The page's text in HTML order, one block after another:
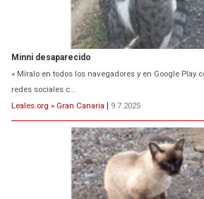
Minni desaparecido
» Míralo en todos los navegadores y en Google Play
redes sociales c...
Leales.org » Gran Canaria | 9.7.2025